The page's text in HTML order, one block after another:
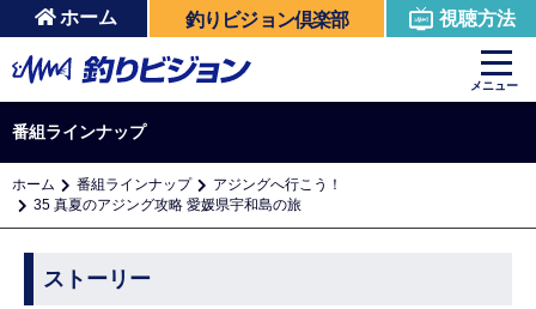
ホーム 釣りビジョン倶楽部 視聴方法
メニュー
番組ラインナップ
ホーム 番組ラインナップ
アジングへ行こう！
35 真夏のアジング攻略 愛媛県宇和島の旅
ストーリー